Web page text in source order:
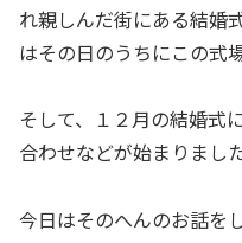
れ親しんだ街にある結婚
はその日のうちにこの式
そして、１２月の結婚式
合わせなどが始まりました
今日はそのへんのお話を